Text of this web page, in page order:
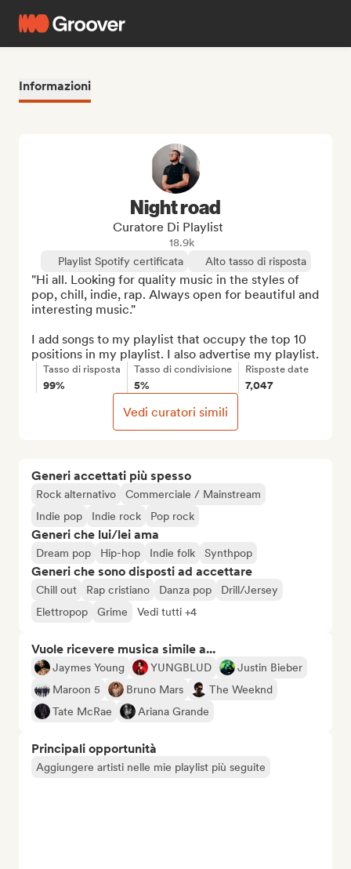
Informazioni
Generi accettati più spesso
Rock alternativo
Commerciale / Mainstream
Indie pop
Indie rock Pop rock
Generi che lui/lei ama
Dream pop Hip-hop Indie folk Synthpop
Generi che sono disposti ad accettare
Chill out Rap cristiano Danza pop
Drill/Jersey
Elettropop
Grime Vedi tutti +4
Vuole ricevere musica simile a...
Jaymes Young YUNGBLUD
Justin Bieber
Maroon 5
Bruno Mars
The Weeknd
Tate McRae
Ariana Grande
Principali opportunità
Aggiungere artisti nelle mie playlist più seguite
Night road
Curatore Di Playlist
18.9k
Playlist Spotify certificata
Alto tasso di risposta
"Hi all. Looking for quality music in the styles of
pop, chill, indie, rap. Always open for beautiful and
interesting music."
I add songs to my playlist that occupy the top 10
positions in my playlist. I also advertise my playlist.
Tasso di risposta
99%
Tasso di condivisione
5%
Risposte date
7,047
Vedi curatori simili